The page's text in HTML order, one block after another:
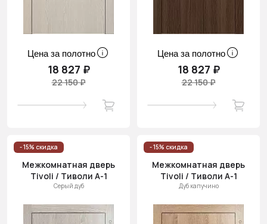
Цена за полотно
18 827 ₽
22 150 ₽
Цена за полотно
18 827 ₽
22 150 ₽
- 15% скидка
Межкомнатная дверь
Tivoli / Тиволи А-1
Серый дуб
- 15% скидка
Межкомнатная дверь
Tivoli / Тиволи А-1
Дуб капучино